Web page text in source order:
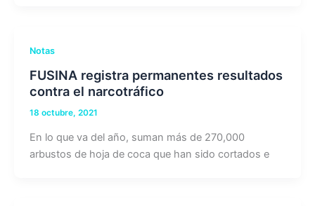
Notas
FUSINA registra permanentes resultados
contra el narcotráfico
18 octubre, 2021
En lo que va del año, suman más de 270,000
arbustos de hoja de coca que han sido cortados e